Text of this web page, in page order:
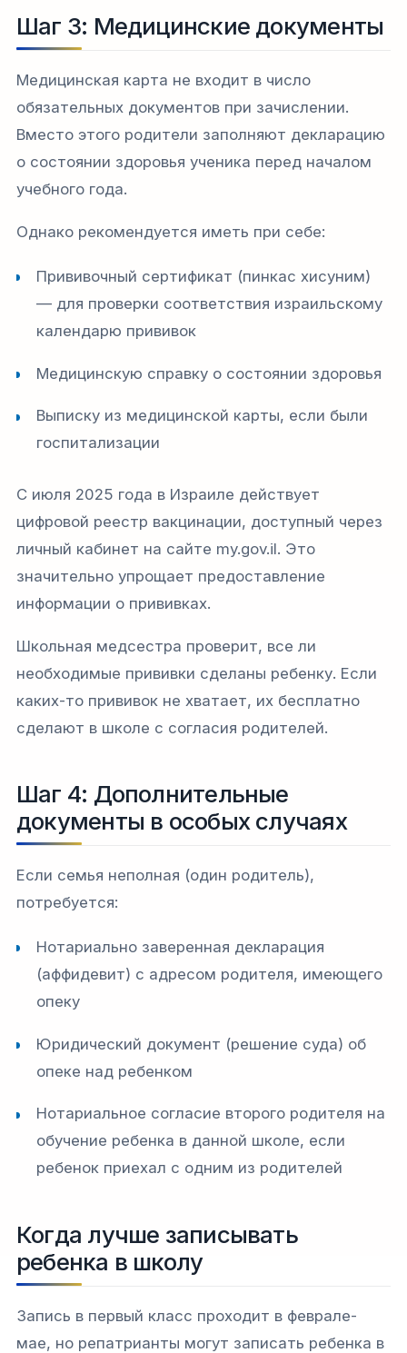
Шаг 3: Медицинские документы
Медицинская карта не входит в число
обязательных документов при зачислении.
Вместо этого родители заполняют декларацию
о состоянии здоровья ученика перед началом
учебного года.​
Однако рекомендуется иметь при себе:
Прививочный сертификат (пинкас хисуним)
— для проверки соответствия израильскому
календарю прививок
Медицинскую справку о состоянии здоровья
Выписку из медицинской карты, если были
госпитализации
С июля 2025 года в Израиле действует
цифровой реестр вакцинации, доступный через
личный кабинет на сайте my.gov.il. Это
значительно упрощает предоставление
информации о прививках.​
Школьная медсестра проверит, все ли
необходимые прививки сделаны ребенку. Если
каких-то прививок не хватает, их бесплатно
сделают в школе с согласия родителей.​
Шаг 4: Дополнительные
документы в особых случаях
Если семья неполная (один родитель),
потребуется:
Нотариально заверенная декларация
(аффидевит) с адресом родителя, имеющего
опеку
Юридический документ (решение суда) об
опеке над ребенком
Нотариальное согласие второго родителя на
обучение ребенка в данной школе, если
ребенок приехал с одним из родителей​
Когда лучше записывать
ребенка в школу
Запись в первый класс проходит в феврале-
мае, но репатрианты могут записать ребенка в